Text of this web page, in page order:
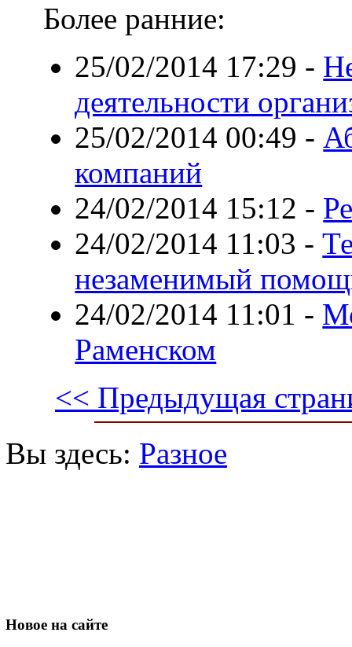
Более ранние:
25/02/2014 17:29 -
деятельности
25/02/2014 00:49 -
компаний
24/02/2014 15:12 -
24/02/2014 11:03 -
незаменимый
24/02/2014 11:01 -
Раменском
<< Предыдущая
Вы здесь: Разное
Новое на сайте